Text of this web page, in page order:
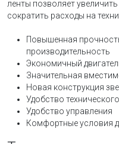
ленты позволяет
сократить расходы на
Повышенная
производительность
Экономичный
Значительная
Новая конструкция
Удобство
Удобство управления
Комфортные условия